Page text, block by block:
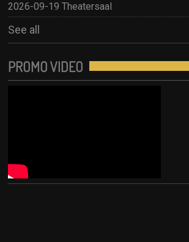
2026-09-19 Theatersaal
See all
PROMO VIDEO